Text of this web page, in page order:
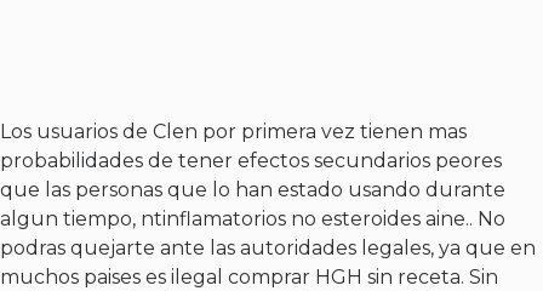
Los usuarios de Clen por primera vez tienen mas
probabilidades de tener efectos secundarios peores
que las personas que lo han estado usando durante
algun tiempo, ntinflamatorios no esteroides aine.. No
podras quejarte ante las autoridades legales, ya que en
muchos paises es ilegal comprar HGH sin receta. Sin